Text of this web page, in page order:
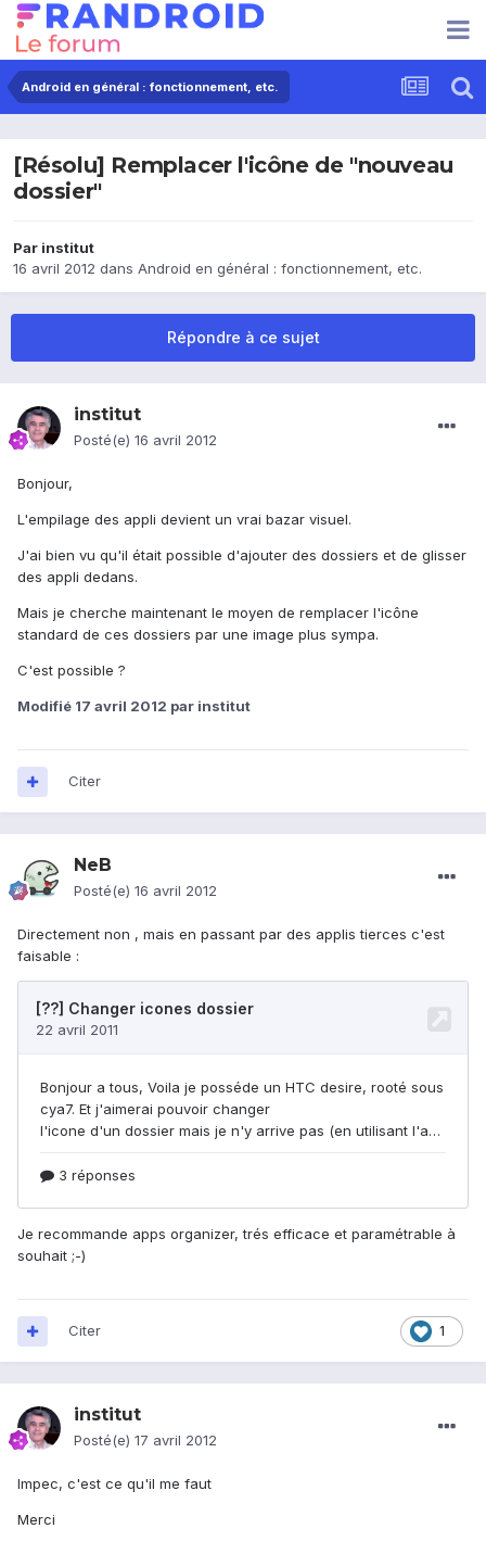
Android en général : fonctionnement, etc.
[Résolu] Remplacer l'icône de "nouveau
dossier"
Par institut
16 avril 2012 dans Android en général : fonctionnement, etc.
Répondre à ce sujet
institut
Posté(e) 16 avril 2012
Bonjour,
L'empilage des appli devient un vrai bazar visuel.
J'ai bien vu qu'il était possible d'ajouter des dossiers et de glisser
des appli dedans.
Mais je cherche maintenant le moyen de remplacer l'icône
standard de ces dossiers par une image plus sympa.
C'est possible ?
Modifié 17 avril 2012 par institut
Citer
NeB
Posté(e) 16 avril 2012
Directement non , mais en passant par des applis tierces c'est
faisable :
Je recommande apps organizer, trés efficace et paramétrable à
souhait ;-)
1
Citer
institut
Posté(e) 17 avril 2012
Impec, c'est ce qu'il me faut
Merci